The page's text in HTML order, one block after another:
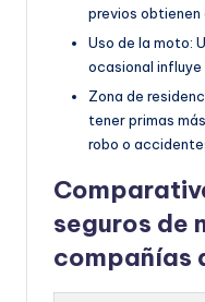
previos obtienen
Uso de la moto:
ocasional influye
Zona de
tener primas
robo o
seguros de
compañías